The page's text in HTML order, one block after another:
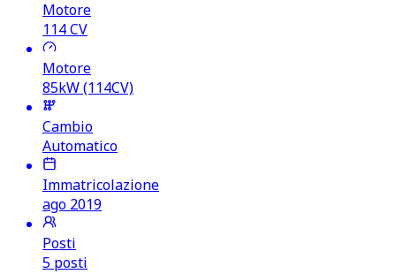
Motore
114CV
Motore
85kW (114CV)
Cambio
Automatico
Immatricolazione
ago 2019
Posti
5 posti